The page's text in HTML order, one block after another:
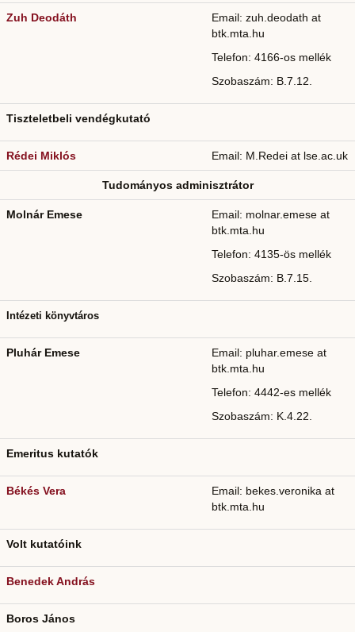
Zuh Deodáth
Email: zuh.deodath at
btk.mta.hu
Telefon: 4166-os mellék
Szobaszám: B.7.12.
Tiszteletbeli vendégkutató
Rédei Miklós Email: M.Redei at lse.ac.uk
Tudományos adminisztrátor
Molnár Emese
Email: molnar.emese at
btk.mta.hu
Telefon: 4135-ös mellék
Szobaszám: B.7.15.
Intézeti könyvtáros
Pluhár Emese
Email: pluhar.emese at
btk.mta.hu
Telefon: 4442-es mellék
Szobaszám: K.4.22.
Emeritus kutatók
Békés Vera
Email: bekes.veronika at
btk.mta.hu
Volt kutatóink
Benedek András
Boros János